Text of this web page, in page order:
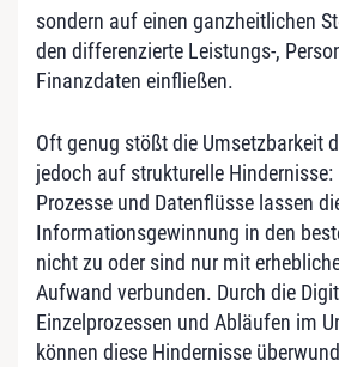
sondern auf einen ganzheitlichen
den differenzierte Leistungs-,
Finanzdaten einfließen.
Oft genug stößt die Umsetzbarkeit
jedoch auf strukturelle Hindernisse:
Prozesse und Datenflüsse lassen
Informationsgewinnung in den
nicht zu oder sind nur mit
Aufwand verbunden. Durch die
Einzelprozessen und Abläufen im
können diese Hindernisse